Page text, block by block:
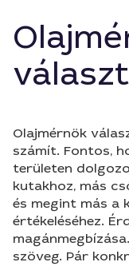
Olajmérnök
számít. Fontos,
területen
kutakhoz, más
és megint más a
értékeléséhez.
szöveg. Pár